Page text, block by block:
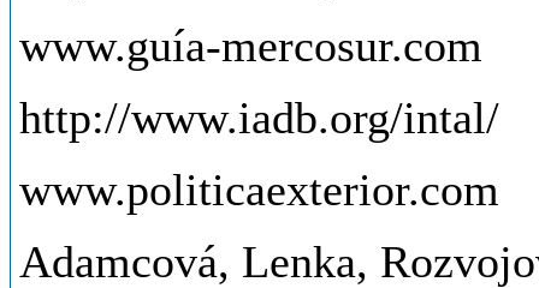
www.guía-mercosur.com
http://www.iadb.org/intal/
www.politicaexterior.com
Adamcová, Lenka,